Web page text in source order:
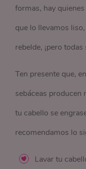
formas, hay
que lo llevamos
rebelde, ¡pero
Ten presente que,
sebáceas producen
tu cabello se
recomendamos lo
Lavar tu